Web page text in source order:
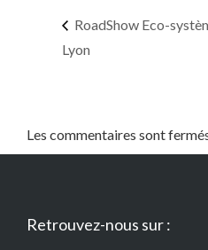
RoadShow Eco-
Lyon
Les commentaires sont
Retrouvez-nous sur :